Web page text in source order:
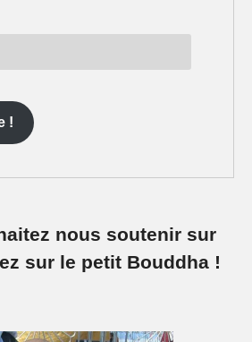
!
nous soutenir sur
sur le petit Bouddha !